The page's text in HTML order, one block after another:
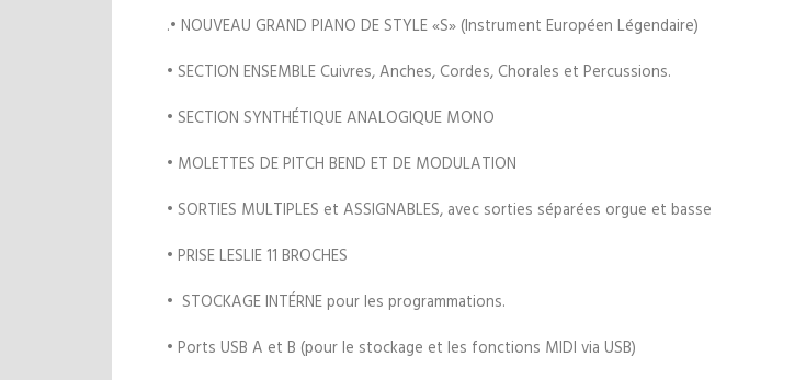
.• NOUVEAU GRAND PIANO DE STYLE «S» (Instrument Européen Légendaire)
• SECTION ENSEMBLE Cuivres, Anches, Cordes, Chorales et Percussions.
• SECTION SYNTHÉTIQUE ANALOGIQUE MONO
• MOLETTES DE PITCH BEND ET DE MODULATION
• SORTIES MULTIPLES et ASSIGNABLES, avec sorties séparées orgue et basse
• PRISE LESLIE 11 BROCHES
• STOCKAGE INTÉRNE pour les programmations.
• Ports USB A et B (pour le stockage et les fonctions MIDI via USB)